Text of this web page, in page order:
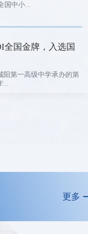
国中小...
全国金牌，入选国
阳第一高级中学承办的第
更多